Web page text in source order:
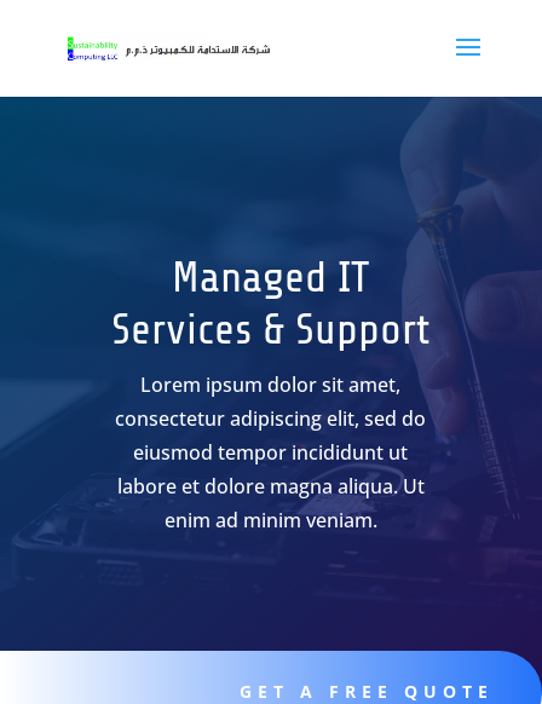
Managed IT
Services & Support
Lorem ipsum dolor sit amet,
consectetur adipiscing elit, sed do
eiusmod tempor incididunt ut
labore et dolore magna aliqua. Ut
enim ad minim veniam.
GET A FREE QUOTE